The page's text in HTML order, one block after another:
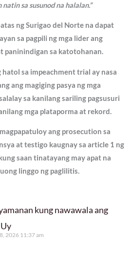
sa susunod na halalan.”
ng Surigao del Norte na dapat
sa pagpili ng mga lider ang
paninindigan sa katotohanan.
hatol sa impeachment trial ay nasa
ang magiging pasya ng mga
sa kanilang sariling pagsusuri
mga plataporma at rekord.
ang prosecution sa
at testigo kaugnay sa article 1 ng
saan tinatayang may apat na
linggo ng paglilitis.
kung nawawala ang
2026 11:37 am